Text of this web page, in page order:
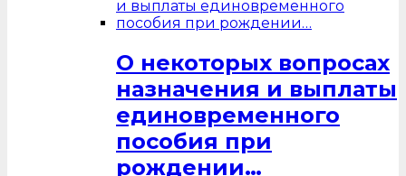
О некоторых вопросах
назначения и выплаты
единовременного
пособия при
рождении…